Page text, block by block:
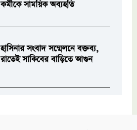
কর্মীকে সাময়িক অব্যহতি
হাসিনার সংবাদ সম্মেলনে বক্তব্য,
রাতেই সাকিবের বাড়িতে আগুন